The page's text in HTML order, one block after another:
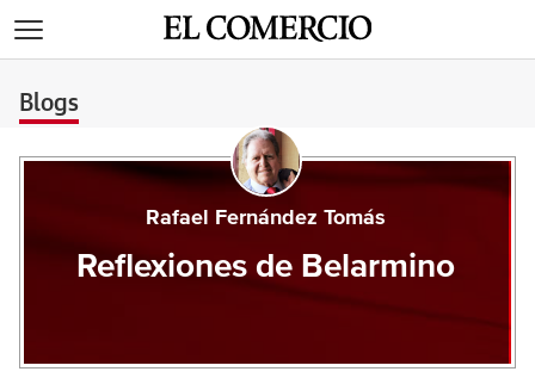
Blogs
Rafael Fernández Tomás
Reflexiones de Belarmino